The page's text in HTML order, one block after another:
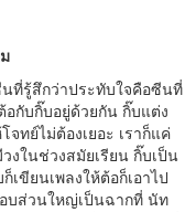
ที่รู้สึกว่าประทับใจคือซีนที่
กับกิ๊บอยู่ด้วยกัน กิ๊บแต่ง
ทย์ไม่ต้องเยอะ เราก็แค่
งในช่วงสมัยเรียน กิ๊บเป็น
ขียนเพลงให้ต้อก็เอาไป
บส่วนใหญ่เป็นฉากที่ นัท